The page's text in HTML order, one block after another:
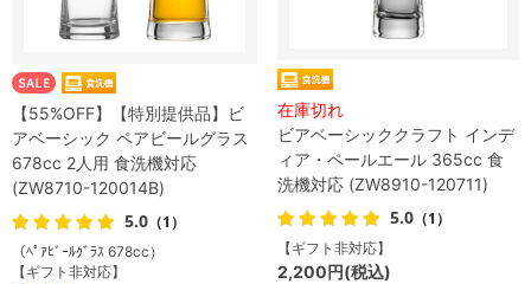
【55%OFF】【特別提供品】ビ
アベーシック ペアビールグラス
678cc 2人用 食洗機対応
(ZW8710-120014B)
5.0 （1）
（ﾍﾟｱﾋﾞｰﾙｸﾞﾗｽ 678cc）
【ギフト非対応】
在庫切れ
ビアベーシッククラフト インデ
ィア・ペールエール 365cc 食
洗機対応 (ZW8910-120711)
5.0 （1）
【ギフト非対応】
2,200円(税込)